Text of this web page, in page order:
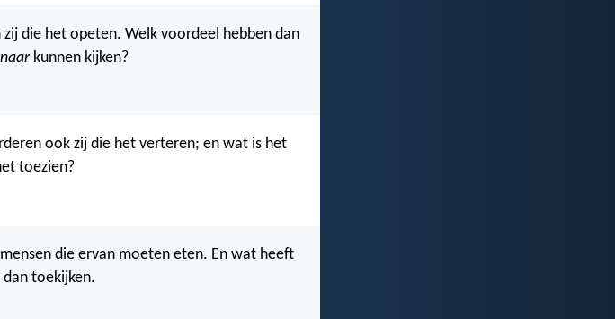
die het opeten. Welk voordeel hebben dan
kunnen kijken?
ook zij die het verteren; en wat is het
toezien?
die ervan moeten eten. En wat heeft
dan toekijken.